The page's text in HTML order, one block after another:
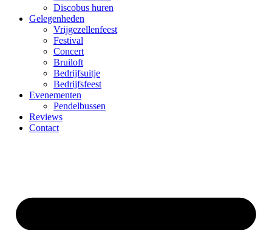
Discobus huren
Gelegenheden
Vrijgezellenfeest
Festival
Concert
Bruiloft
Bedrijfsuitje
Bedrijfsfeest
Evenementen
Pendelbussen
Reviews
Contact